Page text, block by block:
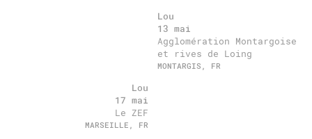
Lou
13 mai
Agglomération Montargoise
et rives de Loing
MONTARGIS, FR
Lou
17 mai
Le ZEF
MARSEILLE, FR